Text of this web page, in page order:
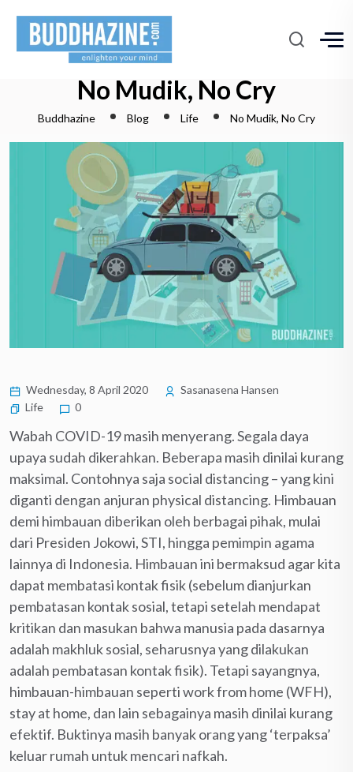
No Mudik, No Cry
Buddhazine Blog Life No Mudik, No Cry
Wednesday, 8 April 2020
Sasanasena Hansen
Life
0
Wabah COVID-19 masih menyerang. Segala daya
upaya sudah dikerahkan. Beberapa masih dinilai kurang
maksimal. Contohnya saja social distancing – yang kini
diganti dengan anjuran physical distancing. Himbauan
demi himbauan diberikan oleh berbagai pihak, mulai
dari Presiden Jokowi, STI, hingga pemimpin agama
lainnya di Indonesia. Himbauan ini bermaksud agar kita
dapat membatasi kontak fisik (sebelum dianjurkan
pembatasan kontak sosial, tetapi setelah mendapat
kritikan dan masukan bahwa manusia pada dasarnya
adalah makhluk sosial, seharusnya yang dilakukan
adalah pembatasan kontak fisik). Tetapi sayangnya,
himbauan-himbauan seperti work from home (WFH),
stay at home, dan lain sebagainya masih dinilai kurang
efektif. Buktinya masih banyak orang yang ‘terpaksa’
keluar rumah untuk mencari nafkah.